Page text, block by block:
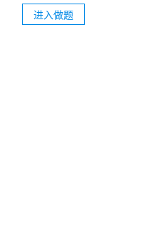
进入做题